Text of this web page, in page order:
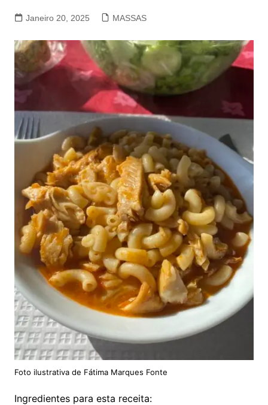
Janeiro 20, 2025 MASSAS
Foto ilustrativa de Fátima Marques Fonte
Ingredientes para esta receita: